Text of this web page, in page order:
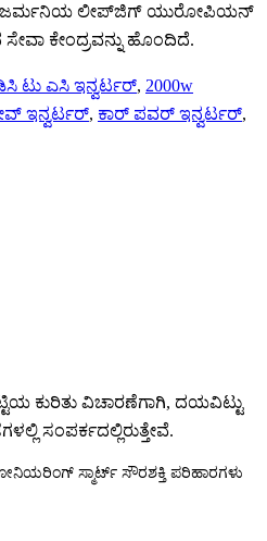
ಜರ್ಮನಿಯ ಲೀಪ್‌ಜಿಗ್ ಯುರೋಪಿಯನ್
ಕೇಂದ್ರವನ್ನು ಹೊಂದಿದೆ.
ಟು ಎಸಿ ಇನ್ವರ್ಟರ್, 2000w
ಇನ್ವರ್ಟರ್, ಕಾರ್ ಪವರ್ ಇನ್ವರ್ಟರ್,
ಕುರಿತು ವಿಚಾರಣೆಗಾಗಿ, ದಯವಿಟ್ಟು
ಸಂಪರ್ಕದಲ್ಲಿರುತ್ತೇವೆ.
ಸ್ಮಾರ್ಟ್ ಸೌರಶಕ್ತಿ ಪರಿಹಾರಗಳು